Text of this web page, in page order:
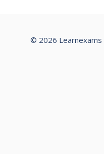
© 2026 Learnexams